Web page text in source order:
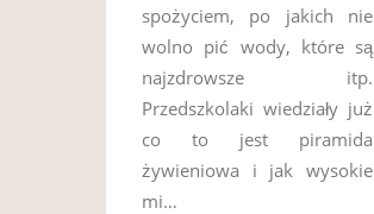
spożyciem, po jakich nie
wolno pić wody, które są
najzdrowsze itp.
Przedszkolaki wiedziały już
co to jest piramida
żywieniowa i jak wysokie
mi…